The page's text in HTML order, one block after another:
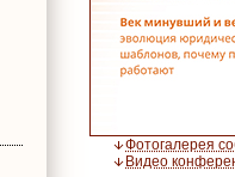
Фотогалерея
Видео